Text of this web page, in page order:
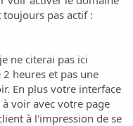
pas actif :
ne citerai pas ici
heures et pas une
En plus votre interface
voir avec votre page
à l'impression de se